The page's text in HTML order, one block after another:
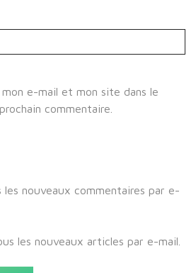
e-mail et mon site dans le
commentaire.
les nouveaux commentaires par e-
les nouveaux articles par e-mail.